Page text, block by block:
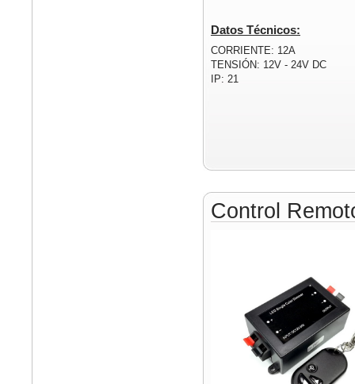
Datos Técnicos:
CORRIENTE: 12A
TENSIÓN: 12V - 24V DC
IP: 21
Control